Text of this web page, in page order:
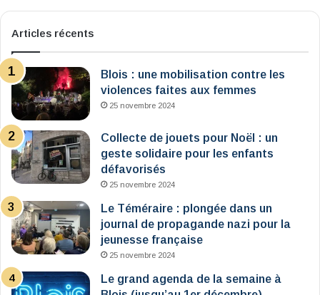
Articles récents
Blois : une mobilisation contre les
violences faites aux femmes
25 novembre 2024
Collecte de jouets pour Noël : un
geste solidaire pour les enfants
défavorisés
25 novembre 2024
Le Téméraire : plongée dans un
journal de propagande nazi pour la
jeunesse française
25 novembre 2024
Le grand agenda de la semaine à